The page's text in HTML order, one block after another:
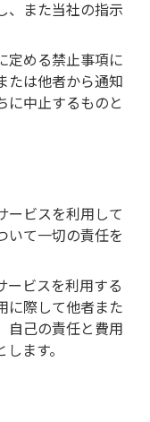
、また当社の指示
定める禁止事項に
たは他者から通知
に中止するものと
ービスを利用して
いて一切の責任を
ービスを利用する
に際して他者また
自己の責任と費用
ます。